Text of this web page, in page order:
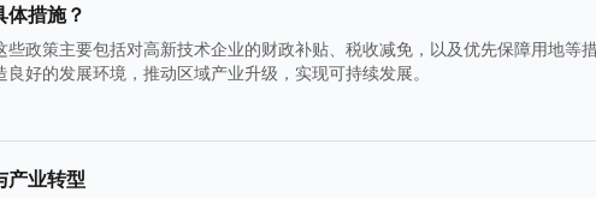
措施？
政策主要包括对高新技术企业的财政补贴、税收减免，以及优先保障用地等措
好的发展环境，推动区域产业升级，实现可持续发展。
产业转型